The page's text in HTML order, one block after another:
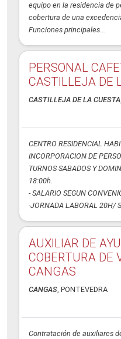
equipo en la residencia de
cobertura de una
Funciones principales...
PERSONAL
CASTILLEJA DE
CASTILLEJA DE LA CUESTA
CENTRO RESIDENCIAL
INCORPORACION DE
TURNOS SABADOS Y
18:00h.
- SALARIO SEGUN
-JORNADA LABORAL 20H/
AUXILIAR DE
COBERTURA DE
CANGAS
CANGAS, PONTEVEDRA
Contratación de auxiliares